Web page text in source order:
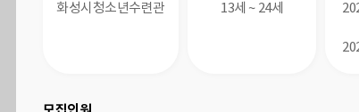
화성시청소년수련관 13세 ~ 24세